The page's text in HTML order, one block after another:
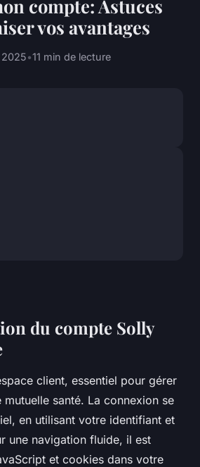
compte: Astuces
vos avantages
•11 min de lecture
du compte Solly
client, essentiel pour gérer
santé. La connexion se
en utilisant votre identifiant et
une navigation fluide, il est
et cookies dans votre